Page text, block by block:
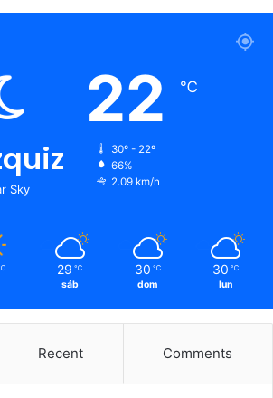
Sky
22 ℃
30º - 22º
66%
2.09 km/h
29 ℃
sáb
30 ℃
dom
30 ℃
lun
Recent Comments